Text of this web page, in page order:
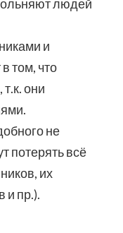
людей
и
том, что
они
не
потерять всё
их
и пр.).